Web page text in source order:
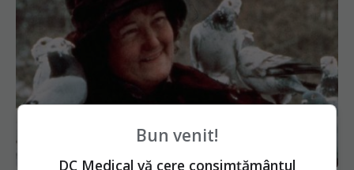
Bun venit!
DC Medical vă cere consimțământul